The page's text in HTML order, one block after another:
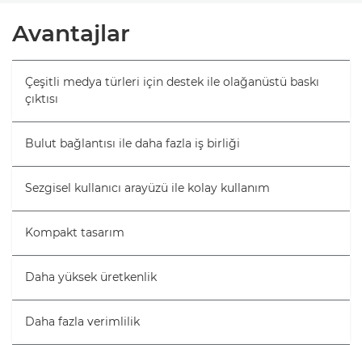
Teknik Özellikler
Galeri
Avantajlar
Çeşitli medya türleri için destek ile olağanüstü baskı
çıktısı
Bulut bağlantısı ile daha fazla iş birliği
Sezgisel kullanıcı arayüzü ile kolay kullanım
Kompakt tasarım
Daha yüksek üretkenlik
Daha fazla verimlilik